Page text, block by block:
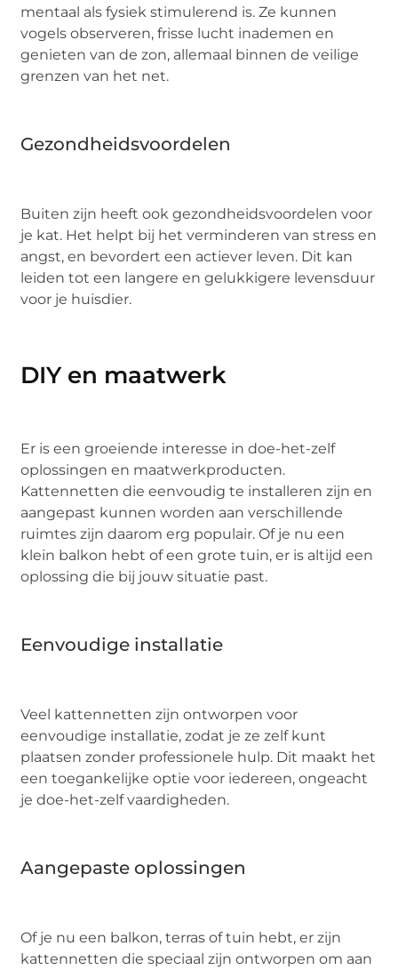
mentaal als fysiek stimulerend is. Ze kunnen
vogels observeren, frisse lucht inademen en
genieten van de zon, allemaal binnen de veilige
grenzen van het net.
Gezondheidsvoordelen
Buiten zijn heeft ook gezondheidsvoordelen voor
je kat. Het helpt bij het verminderen van stress en
angst, en bevordert een actiever leven. Dit kan
leiden tot een langere en gelukkigere levensduur
voor je huisdier.
DIY en maatwerk
Er is een groeiende interesse in doe-het-zelf
oplossingen en maatwerkproducten.
Kattennetten die eenvoudig te installeren zijn en
aangepast kunnen worden aan verschillende
ruimtes zijn daarom erg populair. Of je nu een
klein balkon hebt of een grote tuin, er is altijd een
oplossing die bij jouw situatie past.
Eenvoudige installatie
Veel kattennetten zijn ontworpen voor
eenvoudige installatie, zodat je ze zelf kunt
plaatsen zonder professionele hulp. Dit maakt het
een toegankelijke optie voor iedereen, ongeacht
je doe-het-zelf vaardigheden.
Aangepaste oplossingen
Of je nu een balkon, terras of tuin hebt, er zijn
kattennetten die speciaal zijn ontworpen om aan